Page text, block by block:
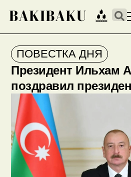
ПОВЕСТКА ДНЯ
Президент Ильхам
поздравил